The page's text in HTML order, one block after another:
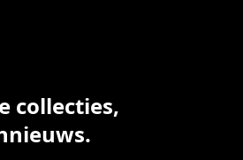
collecties,